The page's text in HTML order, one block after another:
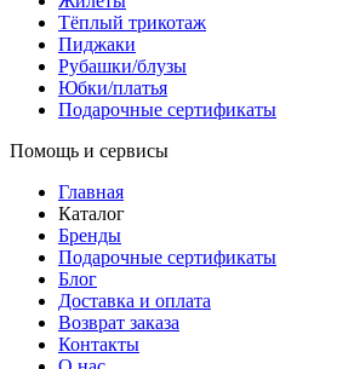
Тёплый трикотаж
Пиджаки
Рубашки/блузы
Юбки/платья
Подарочные сертификаты
Помощь и сервисы
Главная
Каталог
Бренды
Подарочные сертификаты
Блог
Доставка и оплата
Возврат заказа
Контакты